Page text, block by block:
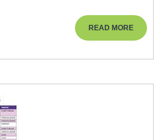
et
le
Développement
READ MOREREAD
MORE